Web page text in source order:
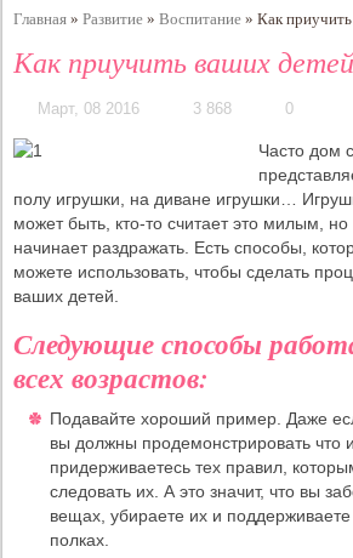
Главная »Развитие »Воспитание »Как
Как приучить ваших
Март, 08 2016 3 868 0
Часто дом
полу игрушки, на диване игрушки…
может быть, кто-то считает это милым,
начинает раздражать. Есть способы,
можете использовать, чтобы сделать
ваших детей.
Следующие способы
всех возрастов:
Подавайте хороший пример. Даже
вы должны продемонстрировать что
придерживаетесь тех правил,
следовать их. А это значит, что вы
вещах, убираете их и
полках.